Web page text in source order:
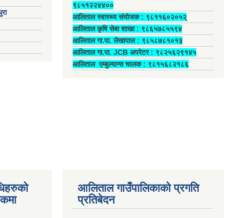
९८५१२२४४००
आलिताल स्वास्थ्य संयोजक ‍: ९८११६०२०५२्
आलिताल कृषि सेबा शाखा : ९८६५७८५५९४
आलिताल गा.पा. लेखापाल ‍: ९८५८७८१०१३
आलिताल गा.पा. JCB अपरेटर ‍: ९८२५६२९१४५
आलिताल एम्बुल्यान्स चालक ‍: ९८१५६८२१८६
आलिताल गाउँपालिकाको प्रगति
प्रतिबेदन